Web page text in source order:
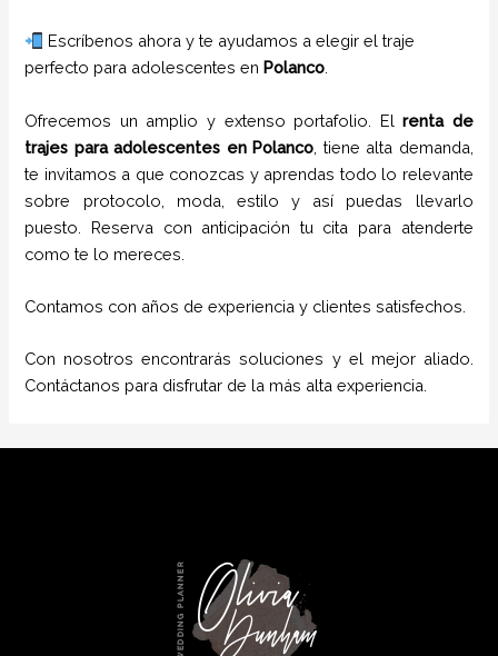
Escríbenos ahora y te ayudamos a elegir el traje
perfecto para adolescentes enPolanco
Ofrecemos un amplio y extenso portafolio. Elrenta de
trajes para adolescentes enPolanco , tiene alta demanda,
te invitamos a que conozcas y aprendas todo lo relevante
sobre protocolo, moda, estilo y así puedas llevarlo
puesto. Reserva con anticipación tu cita para atenderte
como te lo mereces.
Contamos con años de experiencia y clientes satisfechos.
Con nosotros encontrarás soluciones y el mejor aliado.
Contáctanos para disfrutar de la más alta experiencia.